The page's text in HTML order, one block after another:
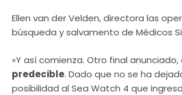
Ellen van der Velden, directora las
búsqueda y salvamento de Médicos
«Y así comienza. Otro final anunciado,
predecible. Dado que no se ha
posibilidad al Sea Watch 4 que